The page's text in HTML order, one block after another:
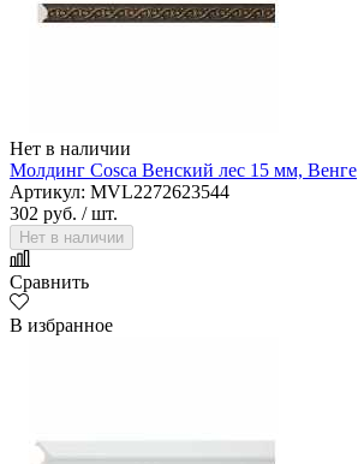
Нет в наличии
Молдинг Cosca Венский лес 15 мм, Венге
Артикул: MVL2272623544
302 руб. / шт.
Нет в наличии
Сравнить
В избранное